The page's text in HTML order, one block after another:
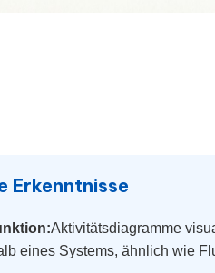
Erkenntnisse
Aktivitätsdiagramme
eines Systems, ähnlich wie